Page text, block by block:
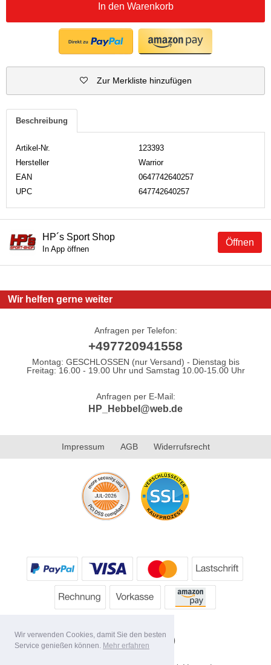
Wir verwenden Cookies, damit Sie den besten
Service genießen können. Mehr erfahren
In den Warenkorb
Zur Merkliste hinzufügen
Beschreibung
Artikel-Nr.
123393
Hersteller
Warrior
EAN
0647742640257
UPC
647742640257
Öffnen
HP´s Sport Shop
In App öffnen
Wir helfen gerne weiter
Anfragen per Telefon:
+497720941558
Montag: GESCHLOSSEN (nur Versand) - Dienstag bis
Freitag: 16.00 - 19.00 Uhr und Samstag 10.00-15.00 Uhr
Anfragen per E-Mail:
HP_Hebbel@web.de
Impressum AGB Widerrufsrecht